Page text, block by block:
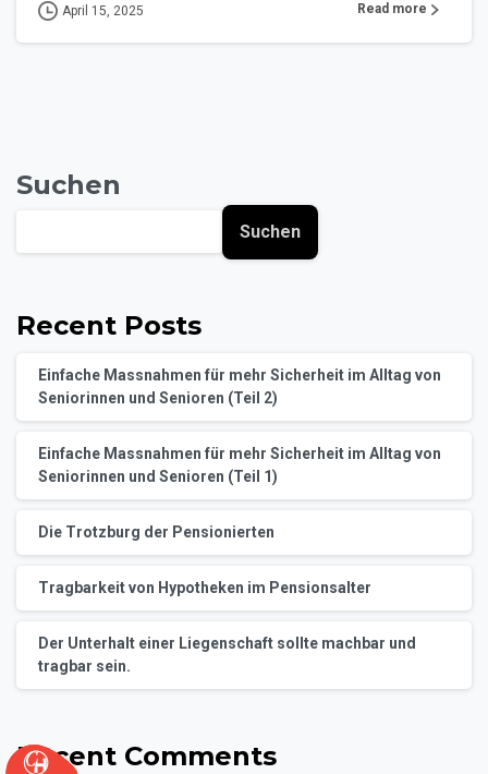
April 15, 2025 Read more
Suchen
Suchen
Recent Posts
Einfache Massnahmen für mehr Sicherheit im Alltag von
Seniorinnen und Senioren (Teil 2)
Einfache Massnahmen für mehr Sicherheit im Alltag von
Seniorinnen und Senioren (Teil 1)
Die Trotzburg der Pensionierten
Tragbarkeit von Hypotheken im Pensionsalter
Der Unterhalt einer Liegenschaft sollte machbar und
tragbar sein.
Recent Comments